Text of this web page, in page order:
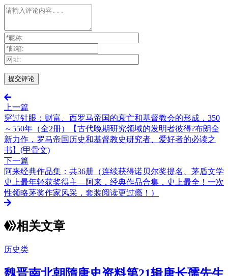
上一篇
穿过针眼：财富、西罗马帝国的衰亡和基督教会的形成，350
～550年（全2册）【古代晚期研究领域的发明者彼得?布朗全
新力作，罗马帝国历史和基督教史研究者、爱好者的必读之
书】(甲骨文)
下一篇
阿来经典作品集：共36册（连续获得诺贝尔奖提名、茅盾文学
史上最年轻获奖得主—阿来，经典作品合集，史上最全！一次
性领略茅奖作家风采，套装阅读更过瘾！）
相关文章
历史类